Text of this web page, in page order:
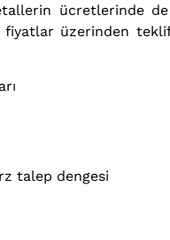
ücretlerinde de
fiyatlar üzerinden
talep dengesi